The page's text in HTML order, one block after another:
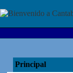
Principal